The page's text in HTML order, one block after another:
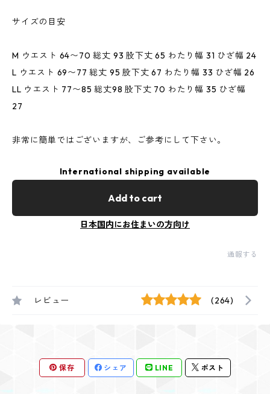
サイズの目安
M ウエスト 64〜70 総丈 93 股下丈 65 わたり幅 31 ひざ幅 24
L ウエスト 69〜77 総丈 95 股下丈 67 わたり幅 33 ひざ幅 26
LL ウエスト 77〜85 総丈98 股下丈 70 わたり幅 35 ひざ幅
27
非常に簡単ではございますが、ご参考にして下さい。
International shipping available
Add to cart
日本国内にお住まいの方向け
通報する
レビュー (264)
保存 シェア LINE ポスト